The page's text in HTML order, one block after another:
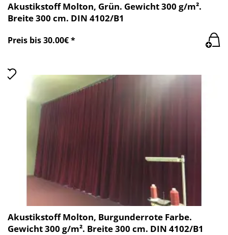
Akustikstoff Molton, Grün. Gewicht 300 g/m².
Breite 300 cm. DIN 4102/B1
Preis bis 30.00€ *
Akustikstoff Molton, Burgunderrote Farbe.
Gewicht 300 g/m². Breite 300 cm. DIN 4102/B1